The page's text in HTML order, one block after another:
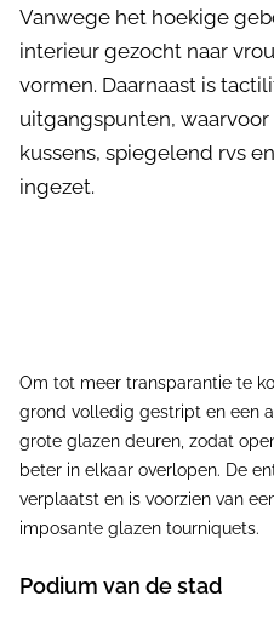
Vanwege het hoekige
interieur gezocht naar
vormen. Daarnaast is
uitgangspunten,
kussens, spiegelend rvs
ingezet.
Om tot meer transparantie te
grond volledig gestript en een
grote glazen deuren, zodat
beter in elkaar overlopen. De
verplaatst en is voorzien van
imposante glazen tourniquets.
Podium van de stad